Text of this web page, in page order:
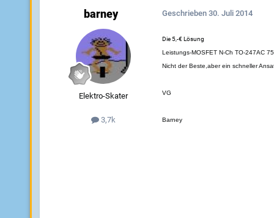
barney
Elektro-Skater
3,7k
Geschrieben 30. Juli 2014
Die 5,-€ Lösung
Leistungs-MOSFET N-Ch TO-247AC
Nicht der Beste,aber ein schneller
VG
Barney